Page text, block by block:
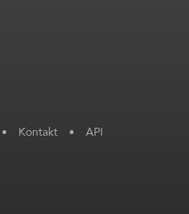
• Kontakt • API